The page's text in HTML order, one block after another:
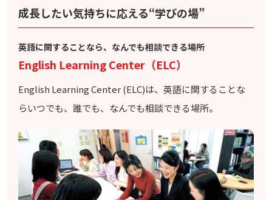
成長したい気持ちに応える“学びの場”
英語に関することなら、なんでも相談できる場所
English Learning Center（ELC）
English Learning Center (ELC)は、英語に関することな
らいつでも、誰でも、なんでも相談できる場所。